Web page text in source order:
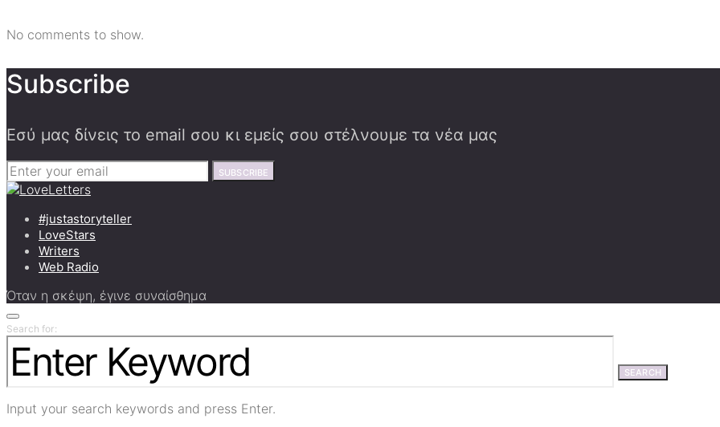
No comments to show.
Subscribe
Εσύ μας δίνεις το email σου κι εμείς σου στέλνουμε τα νέα μας
SUBSCRIBE
#justastoryteller
LoveStars
Writers
Web Radio
Όταν η σκέψη, έγινε συναίσθημα
Search for:
SEARCH
Input your search keywords and press Enter.